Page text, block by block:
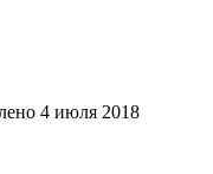
4 июля 2018